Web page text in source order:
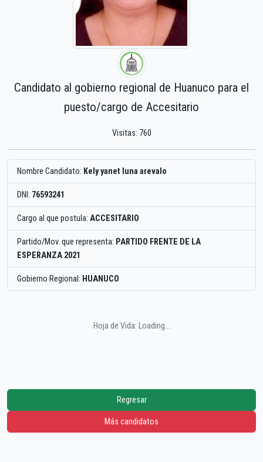
Candidato al gobierno regional de Huanuco para el
puesto/cargo de Accesitario
Visitas: 760
Nombre Candidato: Kely yanet luna arevalo
DNI: 76593241
Cargo al que postula: ACCESITARIO
Partido/Mov. que representa: PARTIDO FRENTE DE LA
ESPERANZA 2021
Gobierno Regional: HUANUCO
Hoja de Vida: Loading...
Regresar
Más candidatos